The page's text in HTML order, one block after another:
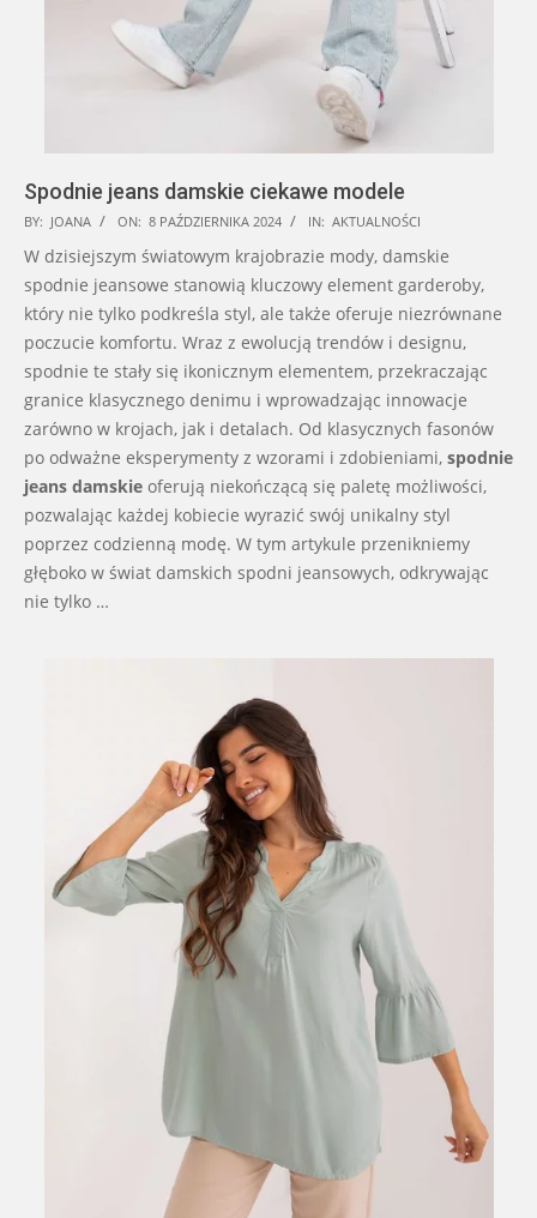
Spodnie jeans damskie ciekawe modele
2024-
10-
08
BY: JOANA ON: 8 PAŹDZIERNIKA 2024 IN: AKTUALNOŚCI
W dzisiejszym światowym krajobrazie mody, damskie
spodnie jeansowe stanowią kluczowy element garderoby,
który nie tylko podkreśla styl, ale także oferuje niezrównane
poczucie komfortu. Wraz z ewolucją trendów i designu,
spodnie te stały się ikonicznym elementem, przekraczając
granice klasycznego denimu i wprowadzając innowacje
zarówno w krojach, jak i detalach. Od klasycznych fasonów
po odważne eksperymenty z wzorami i zdobieniami, spodnie
jeans damskie oferują niekończącą się paletę możliwości,
pozwalając każdej kobiecie wyrazić swój unikalny styl
poprzez codzienną modę. W tym artykule przenikniemy
głęboko w świat damskich spodni jeansowych, odkrywając
nie tylko …